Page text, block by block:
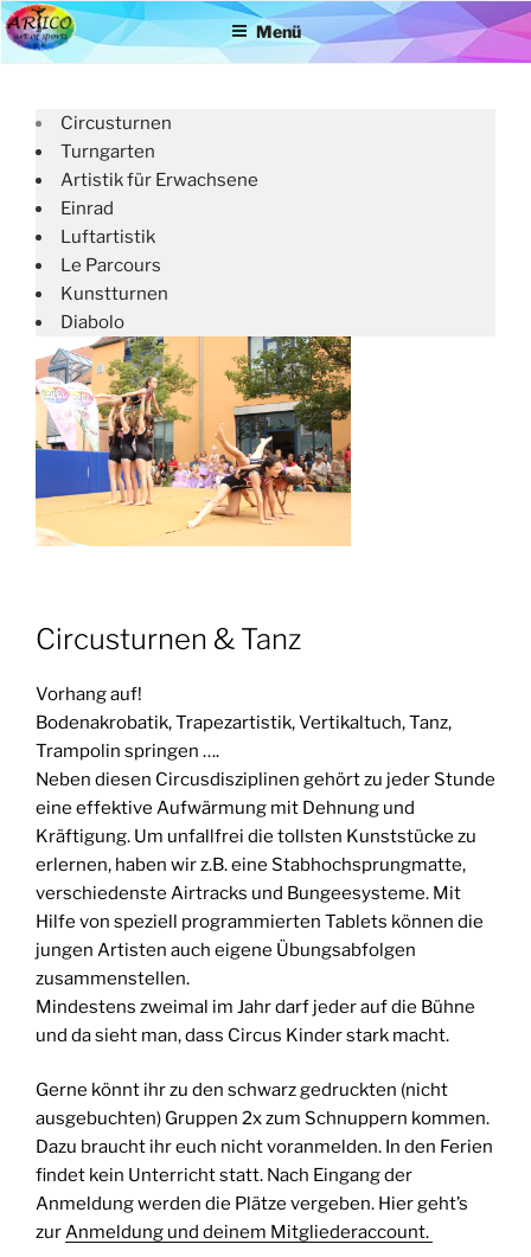
Zum
Inhalt
springen
Menü
Circusturnen
Turngarten
Artistik für Erwachsene
Einrad
Luftartistik
Le Parcours
Kunstturnen
Diabolo
Circusturnen & Tanz
Vorhang auf!
Bodenakrobatik, Trapezartistik, Vertikaltuch, Tanz,
Trampolin springen ….
Neben diesen Circusdisziplinen gehört zu jeder Stunde
eine effektive Aufwärmung mit Dehnung und
Kräftigung. Um unfallfrei die tollsten Kunststücke zu
erlernen, haben wir z.B. eine Stabhochsprungmatte,
verschiedenste Airtracks und Bungeesysteme. Mit
Hilfe von speziell programmierten Tablets können die
jungen Artisten auch eigene Übungsabfolgen
zusammenstellen.
Mindestens zweimal im Jahr darf jeder auf die Bühne
und da sieht man, dass Circus Kinder stark macht.
Gerne könnt ihr zu den schwarz gedruckten (nicht
ausgebuchten) Gruppen 2x zum Schnuppern kommen.
Dazu braucht ihr euch nicht voranmelden. In den Ferien
findet kein Unterricht statt. Nach Eingang der
Anmeldung werden die Plätze vergeben. Hier geht’s
zurAnmeldung und deinem Mitgliederaccount.